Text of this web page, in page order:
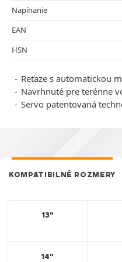
Napínanie
EAN
HSN
Reťaze s automatickou
Navrhnuté pre terénne
Servo patentovaná
KOMPATIBILNÉ ROZMERY
13"
14"